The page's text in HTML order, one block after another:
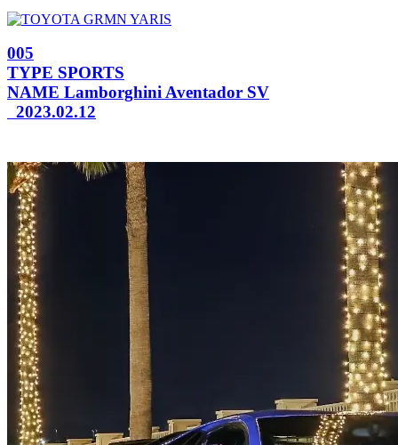
005
TYPE SPORTS
NAME Lamborghini Aventador SV
2023.02.12